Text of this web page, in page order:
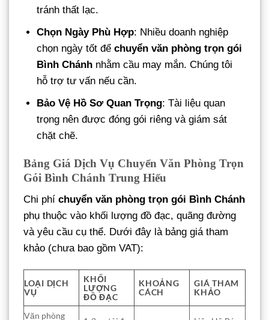
tránh thất lạc.
Chọn Ngày Phù Hợp: Nhiều doanh nghiệp
chọn ngày tốt đểchuyển văn phòng trọn gói
Bình Chánh nhằm cầu may mắn. Chúng tôi
hỗ trợ tư vấn nếu cần.
Bảo Vệ Hồ Sơ Quan Trọng: Tài liệu quan
trọng nên được đóng gói riêng và giám sát
chặt chẽ.
Bảng Giá Dịch Vụ Chuyển Văn Phòng Trọn
Gói Bình Chánh Trung Hiếu
Chi phí chuyển văn phòng trọn gói Bình Chánh
phụ thuộc vào khối lượng đồ đạc, quãng đường
và yêu cầu cụ thể. Dưới đây là bảng giá tham
khảo (chưa bao gồm VAT):
LOẠI DỊCH
VỤ
KHỐI
LƯỢNG
ĐỒ ĐẠC
KHOẢNG
CÁCH
GIÁ THAM
KHẢO
Văn phòng